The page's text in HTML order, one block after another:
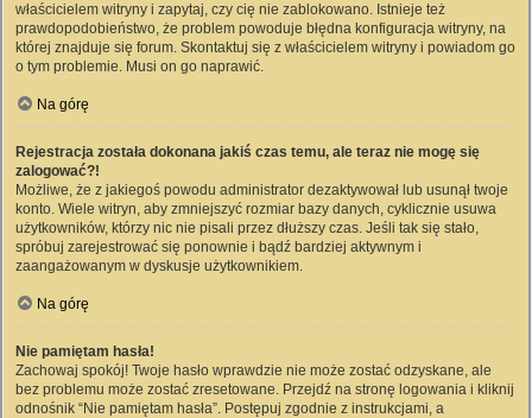
właścicielem witryny i zapytaj, czy cię nie zablokowano. Istnieje też
prawdopodobieństwo, że problem powoduje błędna konfiguracja witryny, na
której znajduje się forum. Skontaktuj się z właścicielem witryny i powiadom go
o tym problemie. Musi on go naprawić.
Na górę
Rejestracja została dokonana jakiś czas temu, ale teraz nie mogę się
zalogować?!
Możliwe, że z jakiegoś powodu administrator dezaktywował lub usunął twoje
konto. Wiele witryn, aby zmniejszyć rozmiar bazy danych, cyklicznie usuwa
użytkowników, którzy nic nie pisali przez dłuższy czas. Jeśli tak się stało,
spróbuj zarejestrować się ponownie i bądź bardziej aktywnym i
zaangażowanym w dyskusje użytkownikiem.
Na górę
Nie pamiętam hasła!
Zachowaj spokój! Twoje hasło wprawdzie nie może zostać odzyskane, ale
bez problemu może zostać zresetowane. Przejdź na stronę logowania i kliknij
odnośnik “Nie pamiętam hasła”. Postępuj zgodnie z instrukcjami, a